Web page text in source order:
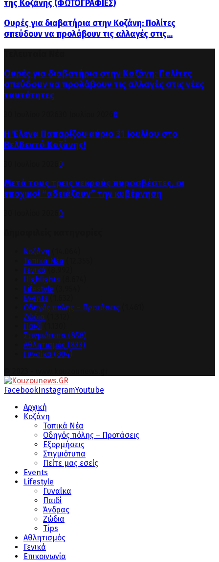
της Κοζάνης (ΦΩΤΟΓΡΑΦΙΕΣ)
Ουρές για διαβατήρια στην Κοζάνη: Πολίτες
σπεύδουν να προλάβουν τις αλλαγές στις...
Ουρές για διαβατήρια στην Κοζάνη: Πολίτες
σπεύδουν να προλάβουν τις αλλαγές στις νέες
ταυτότητες
0
Η Έλενα Παπαρίζου αύριο 31 Ιουλίου στο
Βελβεντό Κοζάνης!
0
Μετά τους τρεις νεκρούς πυροσβέστες, οι
εποχικοί “αδειάζουν” την κυβέρνηση
0
Κοζάνη
Τοπικά Νέα
Γενικά
Highlights
Lifestyle
Events
Οδηγός πόλης – Προτάσεις
Ζώδια
Παιδί
Στιγμιότυπα (858)
Αθλητισμός (833)
Γυναίκα (804)
Facebook InstagramYoutube
Αρχική
Κοζάνη
Τοπικά Νέα
Οδηγός πόλης – Προτάσεις
Εξορμήσεις
Στιγμιότυπα
Πείτε μας εσείς
Events
Lifestyle
Γυναίκα
Παιδί
Άνδρας
Ζώδια
Tips
Αθλητισμός
Γενικά
Επικοινωνία